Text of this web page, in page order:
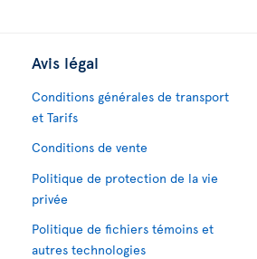
Avis légal
Conditions générales de transport
et Tarifs
Conditions de vente
Politique de protection de la vie
privée
Politique de fichiers témoins et
autres technologies